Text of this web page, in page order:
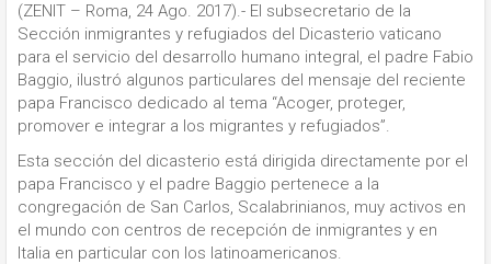
(ZENIT – Roma, 24 Ago. 2017).- El subsecretario de la
Sección inmigrantes y refugiados del Dicasterio vaticano
para el servicio del desarrollo humano integral, el padre Fabio
Baggio, ilustró algunos particulares del mensaje del reciente
papa Francisco dedicado al tema “Acoger, proteger,
promover e integrar a los migrantes y refugiados”.
Esta sección del dicasterio está dirigida directamente por el
papa Francisco y el padre Baggio pertenece a la
congregación de San Carlos, Scalabrinianos, muy activos en
el mundo con centros de recepción de inmigrantes y en
Italia en particular con los latinoamericanos.